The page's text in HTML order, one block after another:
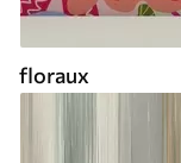
floraux